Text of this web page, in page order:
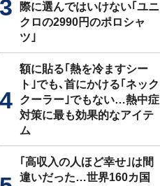
際に選んではいけない｢ユニ
クロの2990円のポロシャ
ツ｣
額に貼る｢熱を冷ますシー
ト｣でも､首にかける｢ネック
クーラー｣でもない…熱中症
対策に最も効果的なアイテ
ム
｢高収入の人ほど幸せ｣は間
違いだった…世界160カ国